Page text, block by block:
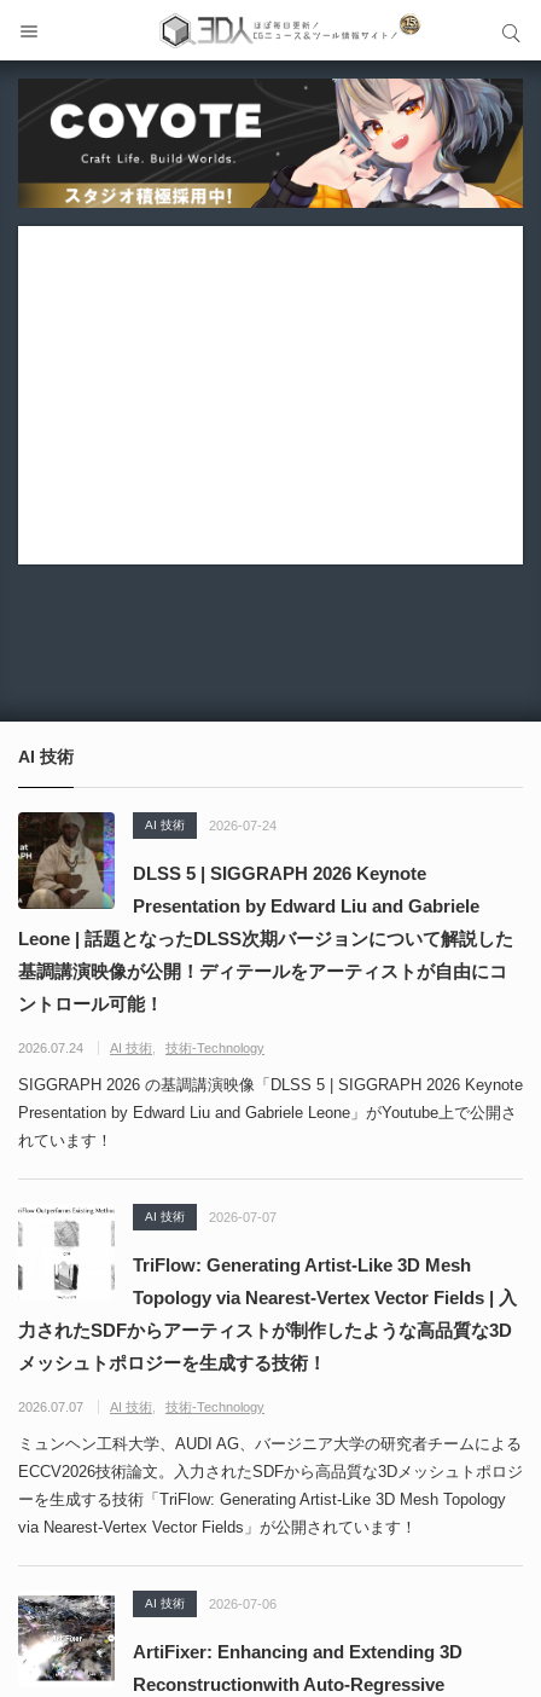
AI 技術
AI 技術 2026-07-24
DLSS 5 | SIGGRAPH 2026 Keynote
Presentation by Edward Liu and Gabriele
Leone | 話題となったDLSS次期バージョンについて解説した
基調講演映像が公開！ディテールをアーティストが自由にコ
ントロール可能！
2026.07.24 AI 技術 技術-Technology
SIGGRAPH 2026 の基調講演映像「DLSS 5 | SIGGRAPH 2026 Keynote
Presentation by Edward Liu and Gabriele Leone」がYoutube上で公開さ
れています！
AI 技術 2026-07-07
TriFlow: Generating Artist-Like 3D Mesh
Topology via Nearest-Vertex Vector Fields | 入
力されたSDFからアーティストが制作したような高品質な3D
メッシュトポロジーを生成する技術！
2026.07.07 AI 技術 技術-Technology
ミュンヘン工科大学、AUDI AG、バージニア大学の研究者チームによる
ECCV2026技術論文。入力されたSDFから高品質な3Dメッシュトポロジ
ーを生成する技術「TriFlow: Generating Artist-Like 3D Mesh Topology
via Nearest-Vertex Vector Fields」が公開されています！
AI 技術 2026-07-06
ArtiFixer: Enhancing and Extending 3D
Reconstructionwith Auto-Regressive
サイト内検索